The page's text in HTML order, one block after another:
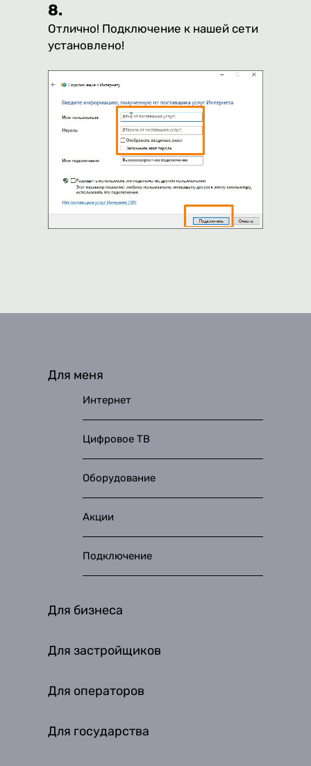
8.
Отлично! Подключение к нашей сети
установлено!
Для меня
Интернет
Цифровое ТВ
Оборудование
Акции
Подключение
Для бизнеса
Для застройщиков
Для операторов
Для государства